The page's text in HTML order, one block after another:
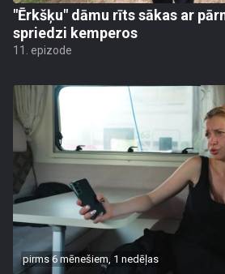
"Ērkšķu" dāmu rīts sākas ar
spriedzi kemperos
11. epizode
pirms 6 mēnešiem, 1 nedēļas